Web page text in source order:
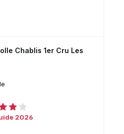
Chablis 1er Cru Les
2026